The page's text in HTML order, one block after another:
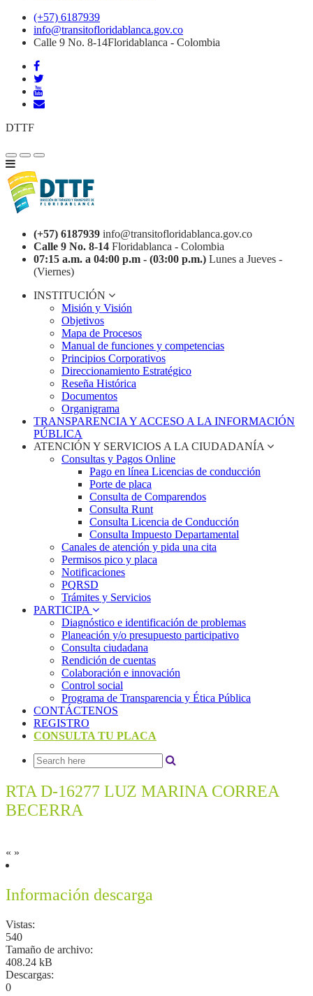
(+57) 6187939
info@transitofloridablanca.gov.co
Calle 9 No. 8-14Floridablanca - Colombia
DTTF
(+57) 6187939 info@transitofloridablanca.gov.co
Calle 9 No. 8-14 Floridablanca - Colombia
07:15 a.m. a 04:00 p.m - (03:00 p.m.) Lunes a Jueves -
(Viernes)
INSTITUCIÓN
Misión y Visión
Objetivos
Mapa de Procesos
Manual de funciones y competencias
Principios Corporativos
Direccionamiento Estratégico
Reseña Histórica
Documentos
Organigrama
TRANSPARENCIA Y ACCESO A LA INFORMACIÓN
PÚBLICA
ATENCIÓN Y SERVICIOS A LA CIUDADANÍA
Consultas y Pagos Online
Pago en línea Licencias de conducción
Porte de placa
Consulta de Comparendos
Consulta Runt
Consulta Licencia de Conducción
Consulta Impuesto Departamental
Canales de atención y pida una cita
Permisos pico y placa
Notificaciones
PQRSD
Trámites y Servicios
PARTICIPA
Diagnóstico e identificación de problemas
Planeación y/o presupuesto participativo​
Consulta ciudadana
Rendición de cuentas
Colaboración e innovación
Control social
Programa de Transparencia y Ética Pública
CONTÁCTENOS
REGISTRO
CONSULTA TU PLACA
RTA D-16277 LUZ MARINA CORREA
BECERRA
« »
Información descarga
Vistas:
540
Tamaño de archivo:
408.24 kB
Descargas:
0